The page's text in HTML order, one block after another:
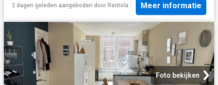
2 dagen geleden aangeboden door Rentola Meer informatie
Foto bekijken